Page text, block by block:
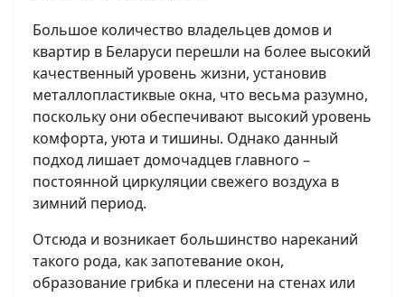
Большое количество владельцев домов и
квартир в Беларуси перешли на более высокий
качественный уровень жизни, установив
металлопластиквые окна, что весьма разумно,
поскольку они обеспечивают высокий уровень
комфорта, уюта и тишины. Однако данный
подход лишает домочадцев главного –
постоянной циркуляции свежего воздуха в
зимний период.
Отсюда и возникает большинство нареканий
такого рода, как запотевание окон,
образование грибка и плесени на стенах или